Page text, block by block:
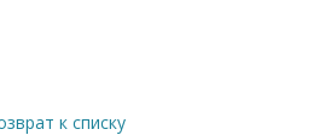
к списку